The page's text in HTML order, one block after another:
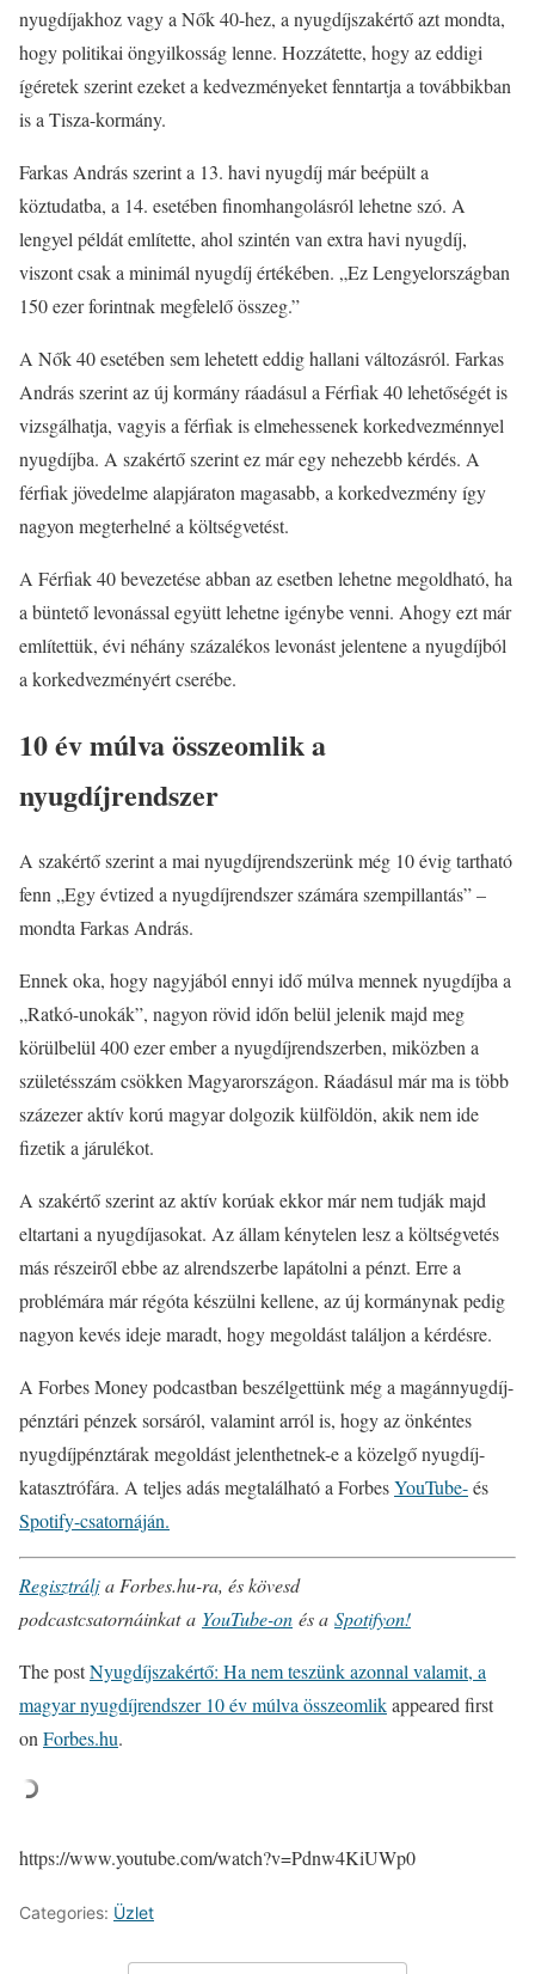
nyugdíjakhoz vagy a Nők 40-hez, a nyugdíjszakértő azt mondta,
hogy politikai öngyilkosság lenne. Hozzátette, hogy az eddigi
ígéretek szerint ezeket a kedvezményeket fenntartja a továbbikban
is a Tisza-kormány.
Farkas András szerint a 13. havi nyugdíj már beépült a
köztudatba, a 14. esetében finomhangolásról lehetne szó. A
lengyel példát említette, ahol szintén van extra havi nyugdíj,
viszont csak a minimál nyugdíj értékében. „Ez Lengyelországban
150 ezer forintnak megfelelő összeg.”
A Nők 40 esetében sem lehetett eddig hallani változásról. Farkas
András szerint az új kormány ráadásul a Férfiak 40 lehetőségét is
vizsgálhatja, vagyis a férfiak is elmehessenek korkedvezménnyel
nyugdíjba. A szakértő szerint ez már egy nehezebb kérdés. A
férfiak jövedelme alapjáraton magasabb, a korkedvezmény így
nagyon megterhelné a költségvetést.
A Férfiak 40 bevezetése abban az esetben lehetne megoldható, ha
a büntető levonással együtt lehetne igénybe venni. Ahogy ezt már
említettük, évi néhány százalékos levonást jelentene a nyugdíjból
a korkedvezményért cserébe.
10 év múlva összeomlik a
nyugdíjrendszer
A szakértő szerint a mai nyugdíjrendszerünk még 10 évig tartható
fenn „Egy évtized a nyugdíjrendszer számára szempillantás” –
mondta Farkas András.
Ennek oka, hogy nagyjából ennyi idő múlva mennek nyugdíjba a
„Ratkó-unokák”, nagyon rövid időn belül jelenik majd meg
körülbelül 400 ezer ember a nyugdíjrendszerben, miközben a
születésszám csökken Magyarországon. Ráadásul már ma is több
százezer aktív korú magyar dolgozik külföldön, akik nem ide
fizetik a járulékot.
A szakértő szerint az aktív korúak ekkor már nem tudják majd
eltartani a nyugdíjasokat. Az állam kénytelen lesz a költségvetés
más részeiről ebbe az alrendszerbe lapátolni a pénzt. Erre a
problémára már régóta készülni kellene, az új kormánynak pedig
nagyon kevés ideje maradt, hogy megoldást találjon a kérdésre.
A Forbes Money podcastban beszélgettünk még a magánnyugdíj-
pénztári pénzek sorsáról, valamint arról is, hogy az önkéntes
nyugdíjpénztárak megoldást jelenthetnek-e a közelgő nyugdíj-
katasztrófára. A teljes adás megtalálható a ForbesYouTube-és
Spotify-csatornáján.
Regisztrálja Forbes.hu-ra, és kövesd
podcastcsatornáinkat a YouTube-on és a Spotifyon!
The postNyugdíjszakértő: Ha nem teszünk azonnal valamit, a
magyar nyugdíjrendszer 10 év múlva összeomlikappeared first
on Forbes.hu.
https://www.youtube.com/watch?v=Pdnw4KiUWp0
Categories: Üzlet